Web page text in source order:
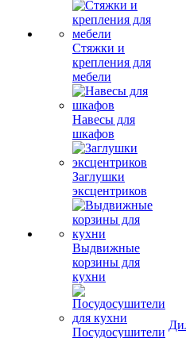
Стяжки и
крепления для
мебели
Навесы для
шкафов
Заглушки
эксцентриков
Выдвижные
корзины для
кухни
Посудосушители